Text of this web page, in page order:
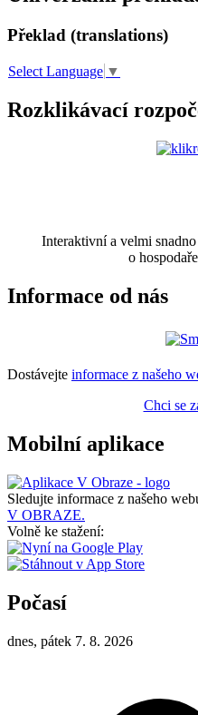
Překlad (translations)
Select Language ▼
Rozklikávací
Interaktivní a velmi
o
Informace od nás
Dostávejte informace z našeho
Chci se
Mobilní aplikace
Sledujte informace z našeho
V OBRAZE.
Volně ke stažení:
Počasí
dnes, pátek 7. 8. 2026